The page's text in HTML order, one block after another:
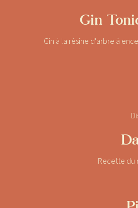
Gin
Gin à la résine d'arbre à
Recette du